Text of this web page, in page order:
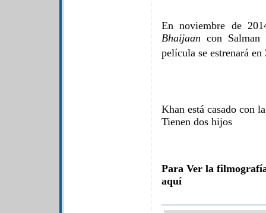
En noviembre de
Bhaijaan con
película se estrenará en
Khan está casado con
Tienen dos hijos
Para Ver la
aquí